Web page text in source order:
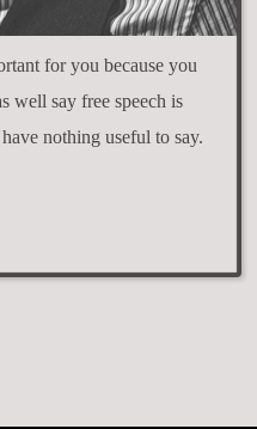
for you because you
well say free speech is
nothing useful to say.